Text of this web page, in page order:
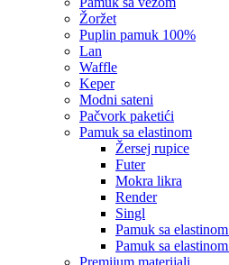
žoržet
puplin pamuk 100%
lan
waffle
keper
modni sateni
pačvork paketići
pamuk sa elastinom
žersej rupice
futer
mokra likra
render
singl
pamuk sa
pamuk sa
premijum materijali